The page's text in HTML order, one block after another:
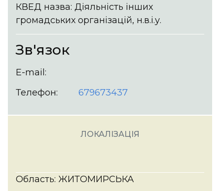
КВЕД назва: Діяльність інших
громадських організацій, н.в.і.у.
Зв'язок
E-mail:
Телефон:
679673437
ЛОКАЛІЗАЦІЯ
Область: ЖИТОМИРСЬКА